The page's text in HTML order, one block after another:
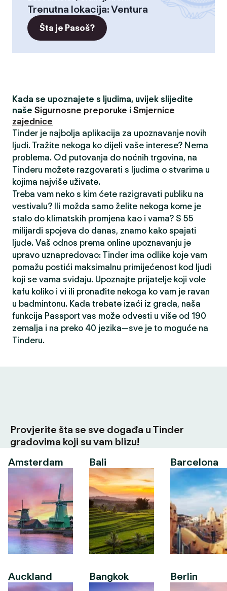
Trenutna lokacija:Ventura
Šta je Pasoš?
Kada se upoznajete s ljudima, uvijek slijedite
naše Sigurnosne preporuke i Smjernice
zajednice
Tinder je najbolja aplikacija za upoznavanje novih
ljudi. Tražite nekoga ko dijeli vaše interese? Nema
problema. Od putovanja do noćnih trgovina, na
Tinderu možete razgovarati s ljudima o stvarima u
kojima najviše uživate.
Treba vam neko s kim ćete razigravati publiku na
vestivalu? Ili možda samo želite nekoga kome je
stalo do klimatskih promjena kao i vama? S 55
milijardi spojeva do danas, znamo kako spajati
ljude. Vaš odnos prema online upoznavanju je
upravo uznapredovao: Tinder ima odlike koje vam
pomažu postići maksimalnu primijećenost kod ljudi
koji se vama sviđaju. Upoznajte prijatelje koji vole
kafu koliko i vi ili pronađite nekoga ko vam je ravan
u badmintonu. Kada trebate izaći iz grada, naša
funkcija Passport vas može odvesti u više od 190
zemalja i na preko 40 jezika—sve je to moguće na
Tinderu.
Provjerite šta se sve događa u Tinder
gradovima koji su vam blizu!
Amsterdam
Auckland
Bali
Bangkok
Barcelona
Berlin